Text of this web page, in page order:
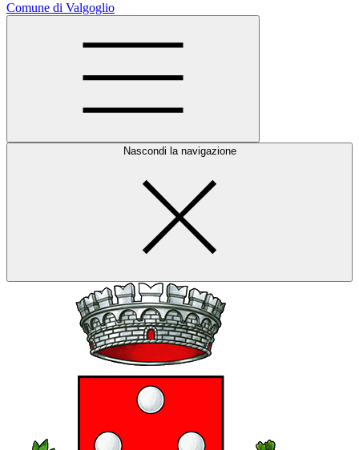
Comune di Valgoglio
Nascondi la navigazione